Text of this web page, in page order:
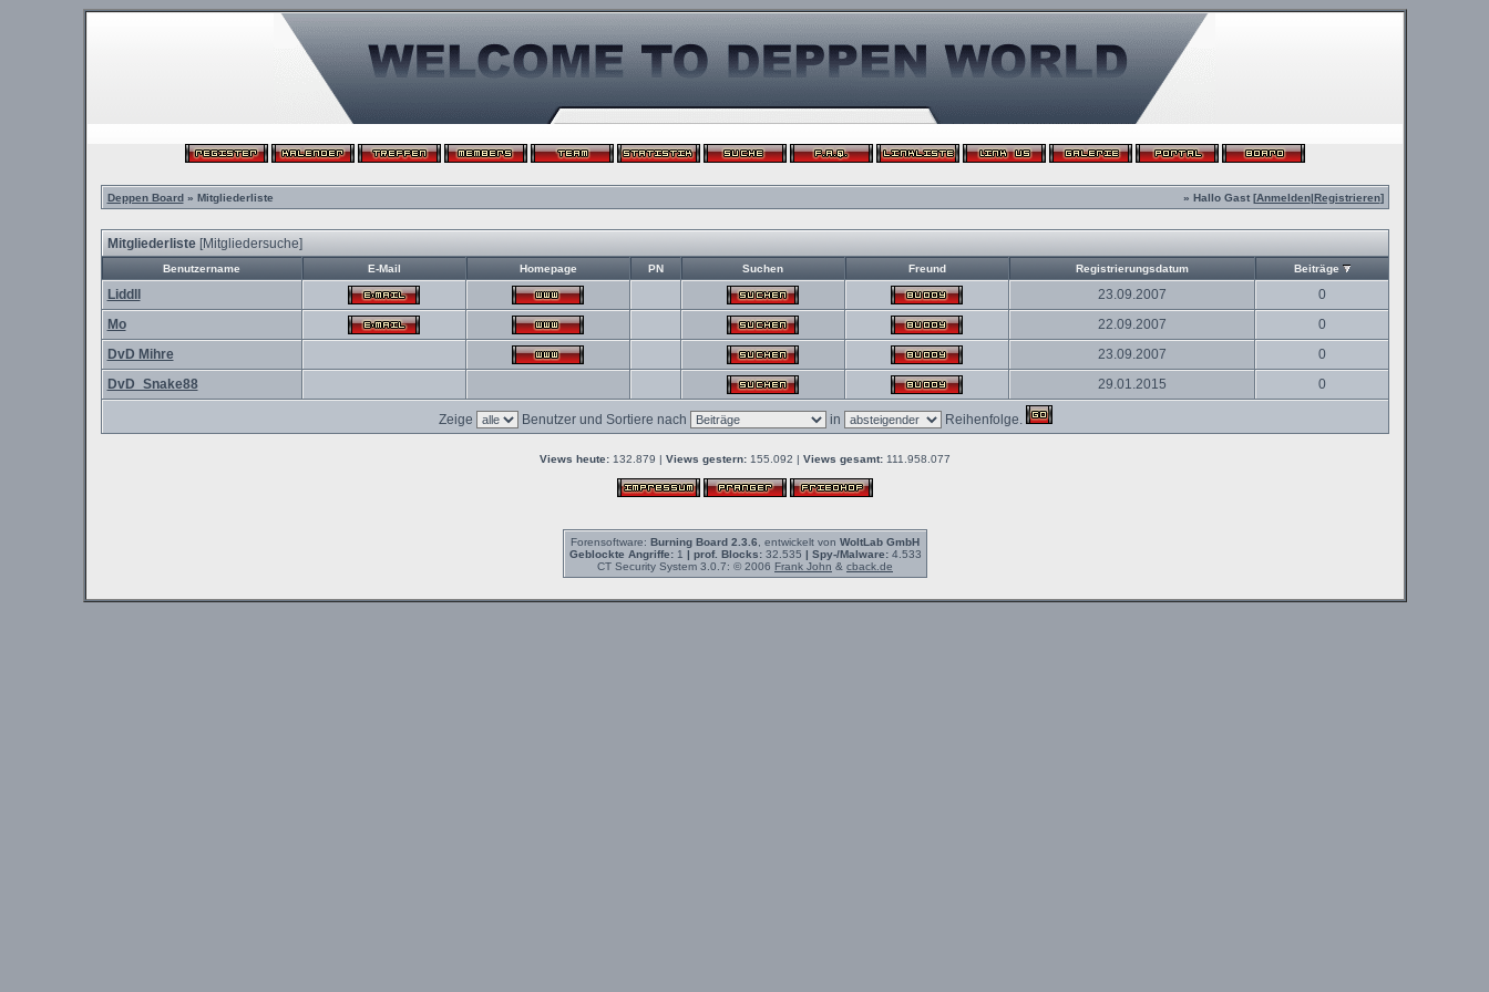
Deppen Board» Mitgliederliste » Hallo Gast [Anmelden|Registrieren]
Mitgliederliste[Mitgliedersuche]
Benutzername E-Mail Homepage PN Suchen Freund Registrierungsdatum Beiträge
Liddll 23.09.2007
0
Mo
22.09.2007
0
DvD Mihre
23.09.2007
0
DvD_Snake88
29.01.2015 0
Zeige Benutzer und Sortiere nach in Reihenfolge.
Views heute:132.879 | Views gestern:155.092 | Views gesamt:111.958.077
Forensoftware: Burning Board 2.3.6 , entwickelt von WoltLab GmbH
Geblockte Angriffe:1 | prof. Blocks:32.535 | Spy-/Malware:4.533
CT Security System 3.0.7: © 2006 Frank John & cback.de